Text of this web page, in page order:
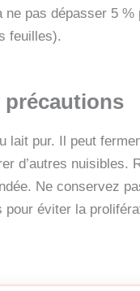
ne pas dépasser 5 %
feuilles).
précautions
lait pur. Il peut
d’autres nuisibles.
Ne conservez
pour éviter la